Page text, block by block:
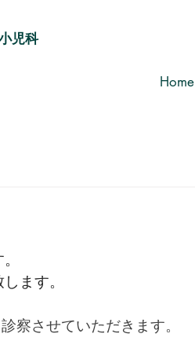
児科
Home
ます。
察させていただきます。